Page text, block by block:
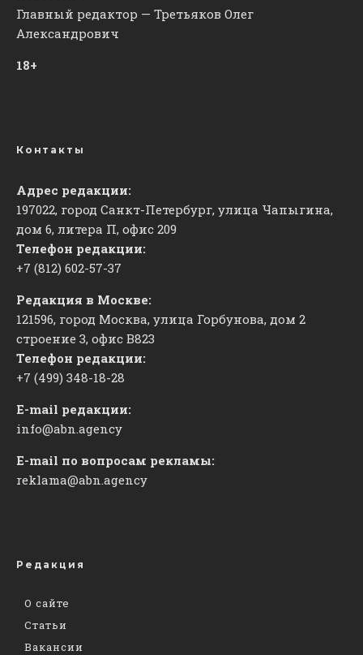
Главный редактор — Третьяков Олег
Александрович
18+
Контакты
Адрес редакции:
197022, город Санкт-Петербург, улица Чапыгина,
дом 6, литера П, офис 209
Телефон редакции:
+7 (812) 602-57-37
Редакция в Москве:
121596, город Москва, улица Горбунова, дом 2
строение 3, офис ​В823
Телефон редакции:
+7 (499) 348-18-28
E-mail редакции:
info@abn.agency
E-mail по вопросам рекламы:
reklama@abn.agency
Редакция
О сайте
Статьи
Вакансии